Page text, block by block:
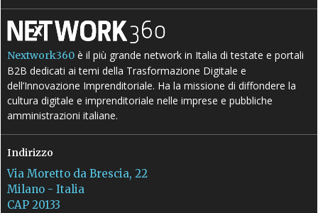
Nextwork360 è il più grande network in Italia di testate e portali
B2B dedicati ai temi della Trasformazione Digitale e
dell’Innovazione Imprenditoriale. Ha la missione di diffondere la
cultura digitale e imprenditoriale nelle imprese e pubbliche
amministrazioni italiane.
Indirizzo
Via Moretto da Brescia, 22
Milano - Italia
CAP 20133